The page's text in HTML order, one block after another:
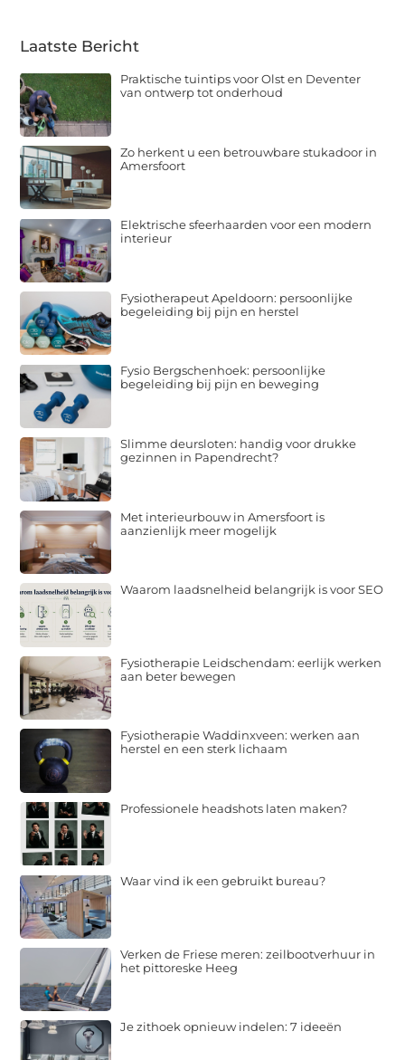
Laatste Bericht
Praktische tuintips voor Olst en Deventer
van ontwerp tot onderhoud
Zo herkent u een betrouwbare stukadoor in
Amersfoort
Elektrische sfeerhaarden voor een modern
interieur
Fysiotherapeut Apeldoorn: persoonlijke
begeleiding bij pijn en herstel
Fysio Bergschenhoek: persoonlijke
begeleiding bij pijn en beweging
Slimme deursloten: handig voor drukke
gezinnen in Papendrecht?
Met interieurbouw in Amersfoort is
aanzienlijk meer mogelijk
Waarom laadsnelheid belangrijk is voor SEO
Fysiotherapie Leidschendam: eerlijk werken
aan beter bewegen
Fysiotherapie Waddinxveen: werken aan
herstel en een sterk lichaam
Professionele headshots laten maken?
Waar vind ik een gebruikt bureau?
Verken de Friese meren: zeilbootverhuur in
het pittoreske Heeg
Je zithoek opnieuw indelen: 7 ideeën